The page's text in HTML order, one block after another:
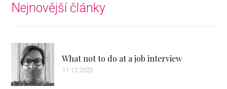
Nejnovější články
What not to do at a job interview
11.12.2023